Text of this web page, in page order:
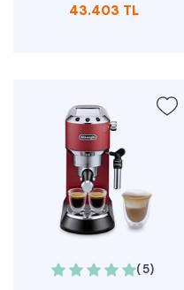
43.403 TL
(5)